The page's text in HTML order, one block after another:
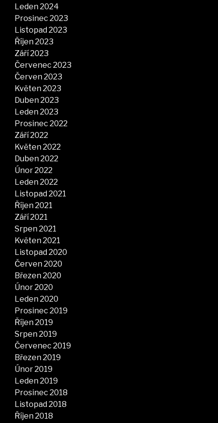
Leden 2024
Prosinec 2023
Listopad 2023
Říjen 2023
Září 2023
Červenec 2023
Červen 2023
Květen 2023
Duben 2023
Leden 2023
Prosinec 2022
Září 2022
Květen 2022
Duben 2022
Únor 2022
Leden 2022
Listopad 2021
Říjen 2021
Září 2021
Srpen 2021
Květen 2021
Listopad 2020
Červen 2020
Březen 2020
Únor 2020
Leden 2020
Prosinec 2019
Říjen 2019
Srpen 2019
Červenec 2019
Březen 2019
Únor 2019
Leden 2019
Prosinec 2018
Listopad 2018
Říjen 2018